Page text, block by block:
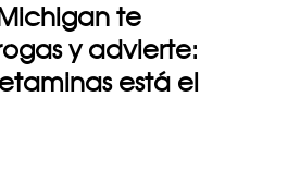
te
y advierte:
está el